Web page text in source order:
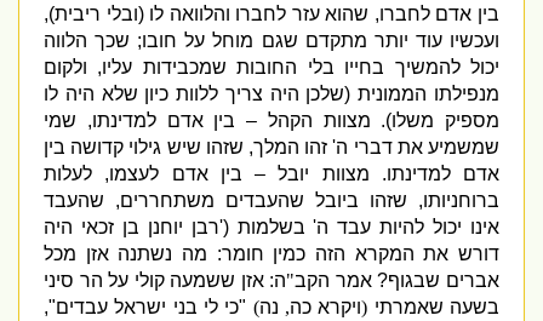
בין אדם לחברו,שהוא עזר לחברו והלוואה לו(ובלי ריבית),
ועכשיו עוד יותר מתקדם שגם מוחל על חובו;שכך הלווה
יכול להמשיך בחייו בלי החובות שמכבידות עליו,ולקום
מנפילתו הממונית(שלכן היה צריך ללוות כיון שלא היה לו
מספיק משלו).מצוות הקהל – בין אדם למדינתו,שמי
שמשמיע את דברי ה 'זהו המלך,שזהו שיש גילוי קדושה בין
אדם למדינתו.מצוות יובל – בין אדם לעצמו,לעלות
ברוחניותו,שזהו ביובל שהעבדים משתחררים,שהעבד
אינו יכול להיות עבד ה 'בשלמות(' רבן יוחנן בן זכאי היה
דורש את המקרא הזה כמין חומר:מה נשתנה אזן מכל
אברים שבגוף?אמר הקב"ה:אזן ששמעה קולי על הר סיני
בשעה שאמרתי(ויקרא כה,נה)
"כי לי בני ישראל עבדים",